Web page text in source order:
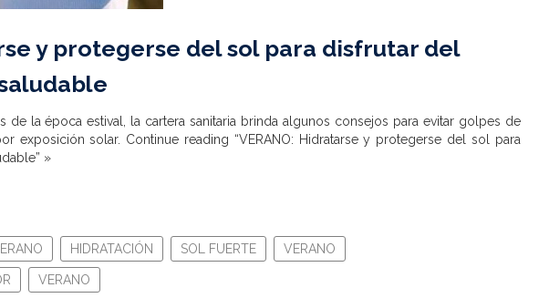
y protegerse del sol para disfrutar del
de la época estival, la cartera sanitaria brinda algunos consejos para evitar golpes de
exposición solar. Continue reading “VERANO: Hidratarse y protegerse del sol para
»
HIDRATACIÓN SOL FUERTE VERANO
VERANO